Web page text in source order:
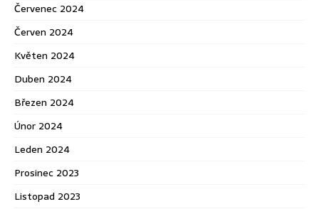
Červenec 2024
Červen 2024
Květen 2024
Duben 2024
Březen 2024
Únor 2024
Leden 2024
Prosinec 2023
Listopad 2023